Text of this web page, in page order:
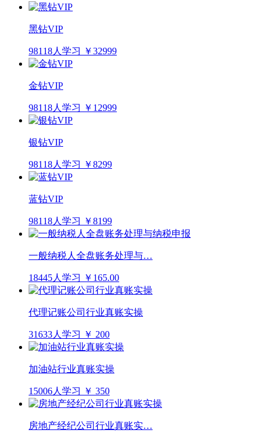
黑钻VIP
98118人学习 ￥32999
金钻VIP
98118人学习 ￥12999
银钻VIP
98118人学习 ￥8299
蓝钻VIP
98118人学习 ￥8199
一般纳税人全盘账务处理与…
18445人学习 ￥165.00
代理记账公司行业真账实操
31633人学习 ￥ 200
加油站行业真账实操
15006人学习 ￥ 350
房地产经纪公司行业真账实…